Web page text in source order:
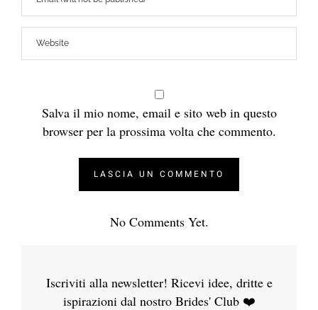
Salva il mio nome, email e sito web in questo
browser per la prossima volta che commento.
No Comments Yet.
Iscriviti alla newsletter! Ricevi idee, dritte e
ispirazioni dal nostro Brides' Club ❤️